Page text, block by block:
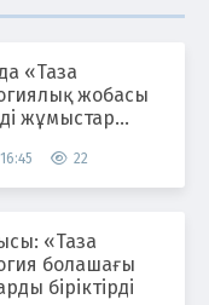
«Таза
жобасы
жұмыстар
22
«Таза
болашағы
біріктірді